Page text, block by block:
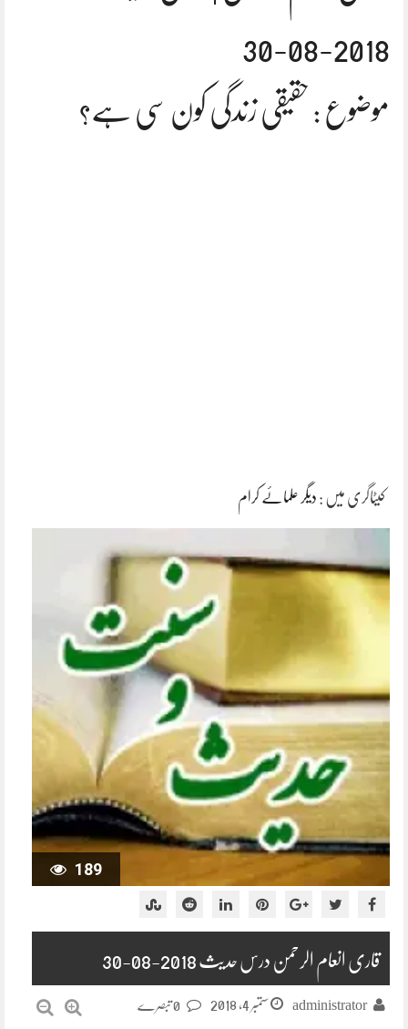
2018-08-30
موضوع : حقیقی زندگی کون سی ہے؟
کیٹاگری میں : دیگر علمائے کرام
189
قاری انعام الرحمن درس حدیث 2018-08-30
administrator ستمبر 4, 2018